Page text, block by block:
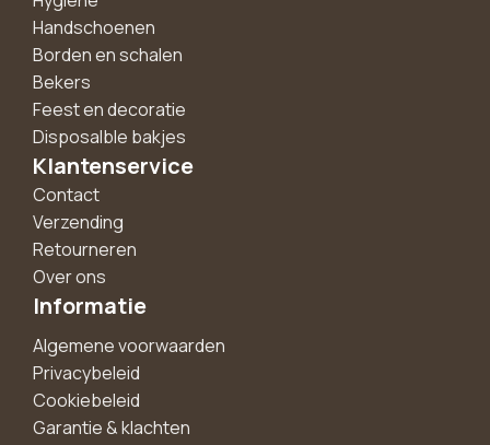
Handschoenen
Borden en schalen
Bekers
Feest en decoratie
Disposalble bakjes
Klantenservice
Contact
Verzending
Retourneren
Over ons
Informatie
Algemene voorwaarden
Privacybeleid
Cookiebeleid
Garantie & klachten